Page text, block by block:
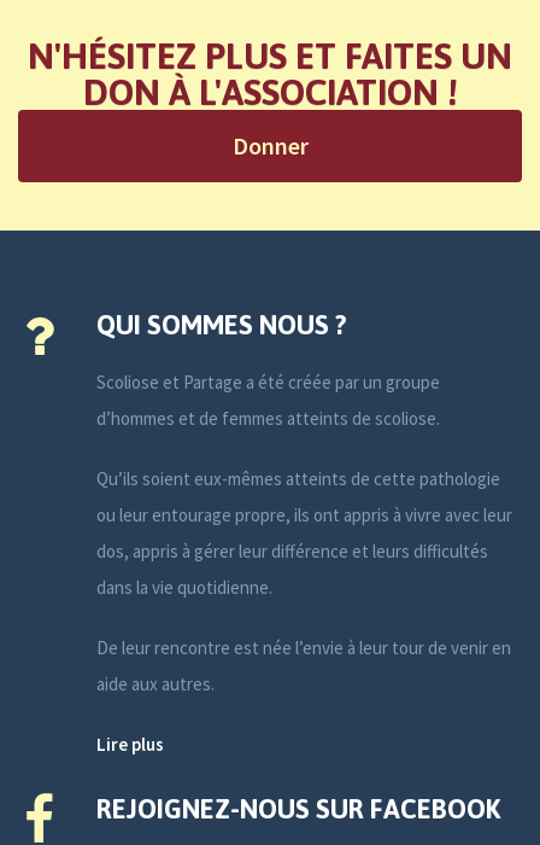
N'HÉSITEZ PLUS ET FAITES UN
DON À L'ASSOCIATION !
Donner
QUI SOMMES NOUS ?
Scoliose et Partage a été créée par un groupe
d’hommes et de femmes atteints de scoliose.
Qu’ils soient eux-mêmes atteints de cette pathologie
ou leur entourage propre, ils ont appris à vivre avec leur
dos, appris à gérer leur différence et leurs difficultés
dans la vie quotidienne.
De leur rencontre est née l’envie à leur tour de venir en
aide aux autres.
Lire plus
REJOIGNEZ-NOUS SUR FACEBOOK